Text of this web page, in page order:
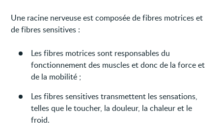
Une racine nerveuse est composée de fibres motrices et
de fibres sensitives :
Les fibres motrices sont responsables du
fonctionnement des muscles et donc de la force et
de la mobilité ;
Les fibres sensitives transmettent les sensations,
telles que le toucher, la douleur, la chaleur et le
froid.